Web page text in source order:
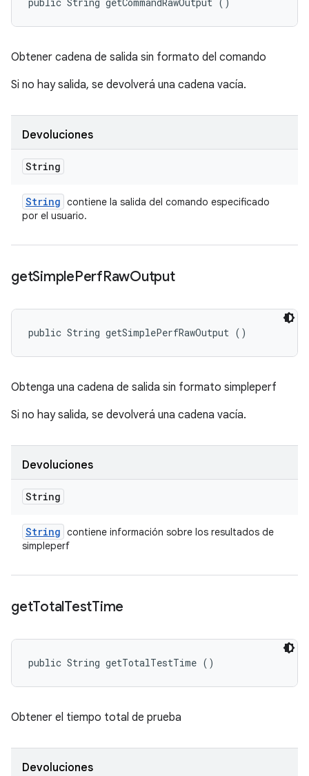
Obtener cadena de salida sin formato del comando
Si no hay salida, se devolverá una cadena vacía.
Devoluciones
String
String contiene la salida del comando especificado
por el usuario.
getSimplePerfRawOutput
public String getSimplePerfRawOutput ()
Obtenga una cadena de salida sin formato simpleperf
Si no hay salida, se devolverá una cadena vacía.
Devoluciones
String
String contiene información sobre los resultados de
simpleperf
getTotalTestTime
public String getTotalTestTime ()
Obtener el tiempo total de prueba
Devoluciones